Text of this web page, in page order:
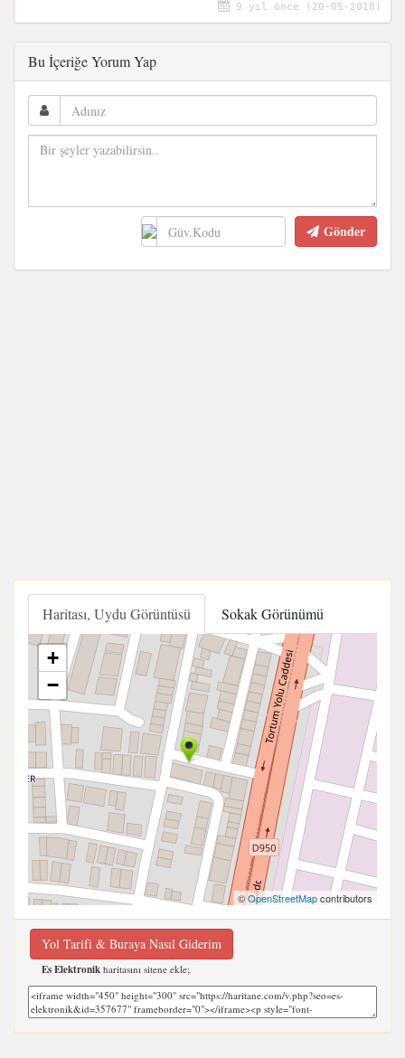
9 yıl önce (20-05-2018)
Bu İçeriğe Yorum Yap
Gönder
Haritası, Uydu Görüntüsü Sokak Görünümü
+
−
©OpenStreetMapcontributors
Yol Tarifi & Buraya Nasıl Giderim
Es Elektronik haritasını sitene ekle;